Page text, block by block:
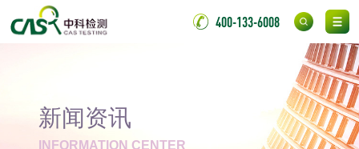
400-133-6008
新闻资讯
INFORMATION CENTER
化妆品毒理测试
化妆品皮肤刺激试
验
化妆品急性经口毒
化妆品皮肤变态反